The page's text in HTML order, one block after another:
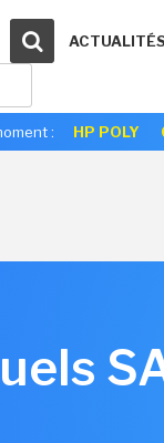
ACTUALITÉS
: HP POLY